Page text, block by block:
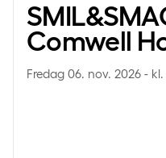
Comwell
Fredag 06. nov. 2026 - kl.